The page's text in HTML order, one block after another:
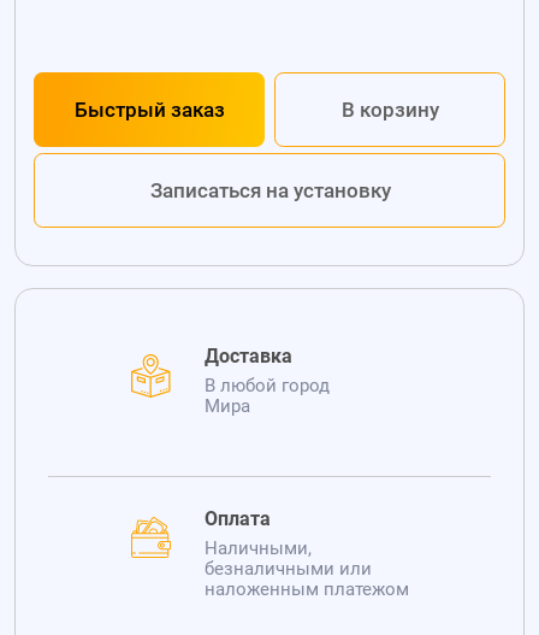
Быстрый заказ В корзину
Записаться на установку
Доставка
В любой город
Мира
Оплата
Наличными,
безналичными или
наложенным платежом